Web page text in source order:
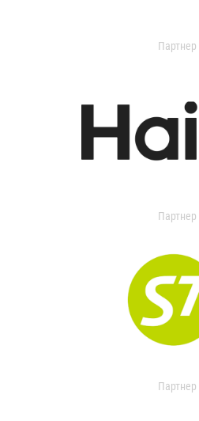
Партнер
Партнер
Партнер